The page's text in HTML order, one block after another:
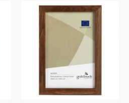
Prijsklasse:
€5,95
€14,95
Dit
kan